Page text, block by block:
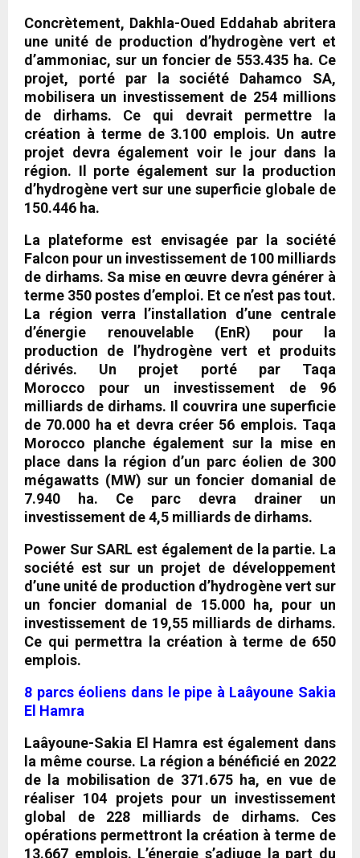
Concrètement, Dakhla-Oued Eddahab abritera
une unité de production d’hydrogène vert et
d’ammoniac, sur un foncier de 553.435 ha. Ce
projet, porté par lasociété Dahamco SA,
mobilisera un investissement de 254 millions
de dirhams. Ce qui devrait permettre la
création à terme de 3.100 emplois. Un autre
projet devra également voir le jour dans la
région. Il porte également sur la production
d’hydrogène vert sur une superficie globale de
150.446 ha.
La plateforme est envisagée par la société
Falcon pour un investissement de 100 milliards
de dirhams. Sa mise en œuvre devra générer à
terme 350 postes d’emploi. Et ce n’est pas tout.
La région verra l’installation d’une centrale
d’énergie renouvelable (EnR) pour la
production de l’hydrogène vert et produits
dérivés. Un projet porté parTaqa
Morocco pour un investissement de 96
milliards de dirhams. Il couvrira une superficie
de 70.000 ha et devra créer 56 emplois. Taqa
Morocco planche également sur la mise en
place dans la région d’un parc éolien de 300
mégawatts (MW) sur un foncier domanial de
7.940 ha. Ce parc devra drainer un
investissement de 4,5 milliards de dirhams.
Power Sur SARL est également de la partie. La
société est sur un projet de développement
d’une unité de production d’hydrogène vert sur
un foncier domanial de 15.000 ha, pour un
investissement de 19,55 milliards de dirhams.
Ce qui permettra la création à terme de 650
emplois.
8 parcs éoliens dans le pipe à Laâyoune Sakia
El Hamra
Laâyoune-Sakia El Hamra est également dans
la même course. La région a bénéficié en 2022
de la mobilisation de 371.675 ha, en vue de
réaliser 104 projets pour un investissement
global de 228 milliards de dirhams. Ces
opérations permettront la création à terme de
13.667 emplois. L’énergie s’adjuge la part du